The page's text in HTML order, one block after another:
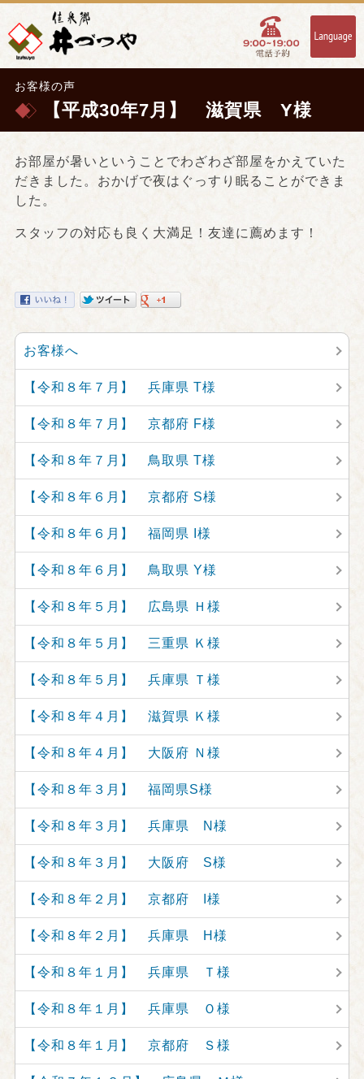
お客様の声
【平成30年7月】 滋賀県 Y様
お部屋が暑いということでわざわざ部屋をかえていた
だきました。おかげで夜はぐっすり眠ることができま
した。
スタッフの対応も良く大満足！友達に薦めます！
お客様へ
【令和８年７月】 兵庫県 T様
【令和８年７月】 京都府 F様
【令和８年７月】 鳥取県 T様
【令和８年６月】 京都府 S様
【令和８年６月】 福岡県 I様
【令和８年６月】 鳥取県 Y様
【令和８年５月】 広島県 Ｈ様
【令和８年５月】 三重県 Ｋ様
【令和８年５月】 兵庫県 Ｔ様
【令和８年４月】 滋賀県 Ｋ様
【令和８年４月】 大阪府 Ｎ様
【令和８年３月】 福岡県S様
【令和８年３月】 兵庫県 N様
【令和８年３月】 大阪府 S様
【令和８年２月】 京都府 I様
【令和８年２月】 兵庫県 H様
【令和８年１月】 兵庫県 Ｔ様
【令和８年１月】 兵庫県 Ｏ様
【令和８年１月】 京都府 Ｓ様